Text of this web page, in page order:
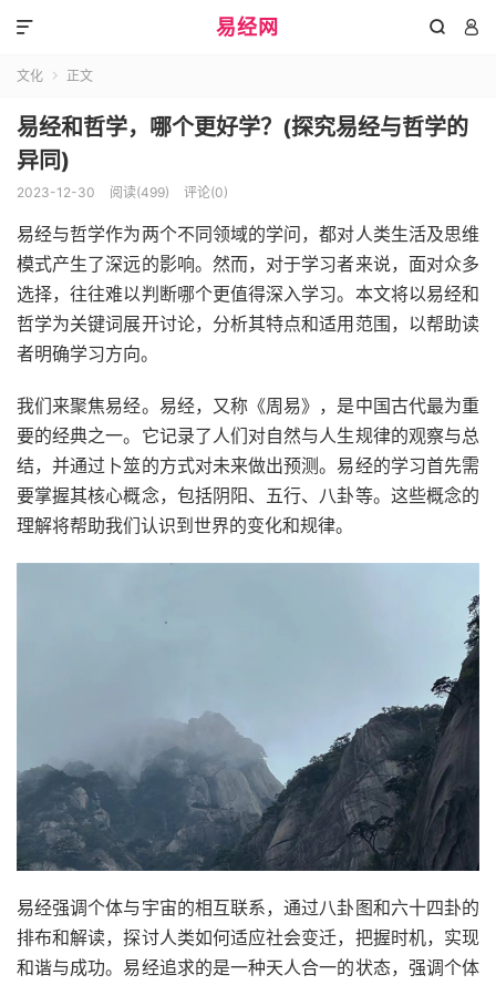
易经网  

文化  正文
易经和哲学，哪个更好学？(探究易经与哲学的
异同)
2023-12-30 阅读(499) 评论(0)
易经与哲学作为两个不同领域的学问，都对人类生活及思维
模式产生了深远的影响。然而，对于学习者来说，面对众多
选择，往往难以判断哪个更值得深入学习。本文将以易经和
哲学为关键词展开讨论，分析其特点和适用范围，以帮助读
者明确学习方向。
我们来聚焦易经。易经，又称《周易》，是中国古代最为重
要的经典之一。它记录了人们对自然与人生规律的观察与总
结，并通过卜筮的方式对未来做出预测。易经的学习首先需
要掌握其核心概念，包括阴阳、五行、八卦等。这些概念的
理解将帮助我们认识到世界的变化和规律。
易经强调个体与宇宙的相互联系，通过八卦图和六十四卦的
排布和解读，探讨人类如何适应社会变迁，把握时机，实现
和谐与成功。易经追求的是一种天人合一的状态，强调个体